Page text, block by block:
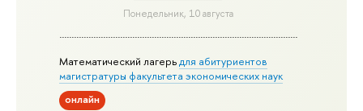
Понедельник, 10 августа
Математический лагерьдля абитуриентов
магистратуры факультета экономических наук
онлайн